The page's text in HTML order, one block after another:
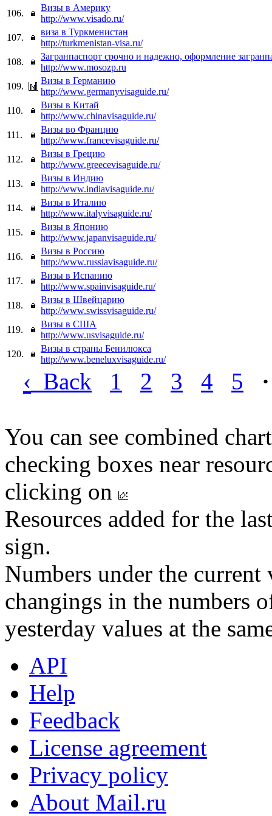
106.
Визы в Америку
http://www.visado.ru/
107.
виза в Туркменистан
http://turkmenistan-visa.ru/
108.
Загранпаспорт срочно и надежно, оформление
http://www.mosozp.ru
109.
Визы в Германию
http://www.germanyvisaguide.ru/
110.
Визы в Китай
http://www.chinavisaguide.ru/
111.
Визы во Францию
http://www.francevisaguide.ru/
112.
Визы в Грецию
http://www.greecevisaguide.ru/
113.
Визы в Индию
http://www.indiavisaguide.ru/
114.
Визы в Италию
http://www.italyvisaguide.ru/
115.
Визы в Японию
http://www.japanvisaguide.ru/
116.
Визы в Россию
http://www.russiavisaguide.ru/
117.
Визы в Испанию
http://www.spainvisaguide.ru/
118.
Визы в Швейцарию
http://www.swissvisaguide.ru/
119.
Визы в США
http://www.usvisaguide.ru/
120.
Визы в страны Бенилюкса
http://www.beneluxvisaguide.ru/
‹ Back 1 2 3 4 5
You can see combined
checking boxes near
clicking on
Resources added for the
sign.
Numbers under the
changings in the numbers
yesterday values at the
API
Help
Feedback
License agreement
Privacy policy
About Mail.ru